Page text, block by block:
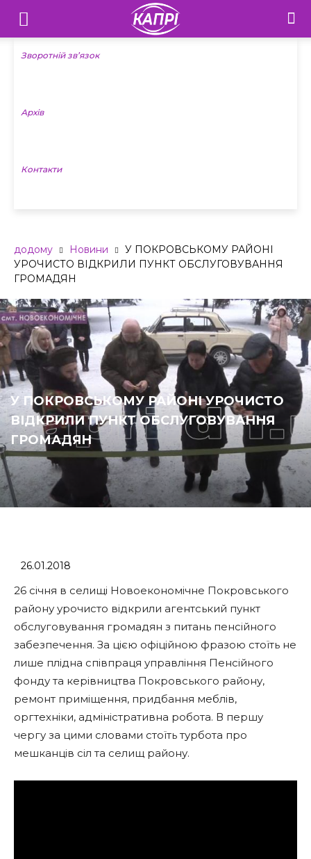
Телебачення
«Капрі»
Новини
Зворотній зв’язок
Архів
Контакти
додому Новини
У ПОКРОВСЬКОМУ РАЙОНІ
УРОЧИСТО ВІДКРИЛИ ПУНКТ ОБСЛУГОВУВАННЯ
ГРОМАДЯН
У ПОКРОВСЬКОМУ РАЙОНІ УРОЧИСТО
ВІДКРИЛИ ПУНКТ ОБСЛУГОВУВАННЯ
ГРОМАДЯН
26.01.2018
26 січня в селищі Новоекономічне Покровського
району урочисто відкрили агентський пункт
обслуговування громадян з питань пенсійного
забезпечення. За цією офіційною фразою стоїть не
лише плідна співпраця управління Пенсійного
фонду та керівництва Покровського району,
ремонт приміщення, придбання меблів,
оргтехніки, адміністративна робота. В першу
чергу за цими словами стоїть турбота про
мешканців сіл та селищ району.